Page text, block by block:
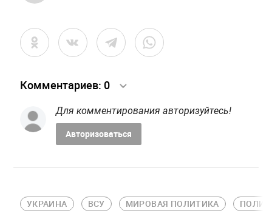
Комментариев: 0
Для комментирования авторизуйтесь!
Авторизоваться
УКРАИНА ВСУ МИРОВАЯ ПОЛИТИКА